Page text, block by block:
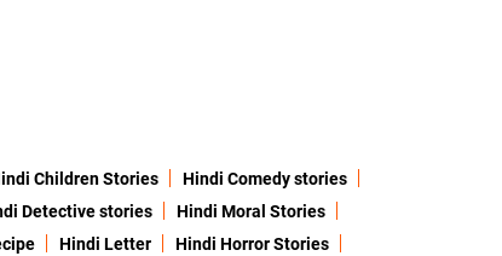
Children Stories
Hindi Comedy stories
Detective stories
Hindi Moral Stories
Hindi Letter
Hindi Horror Stories